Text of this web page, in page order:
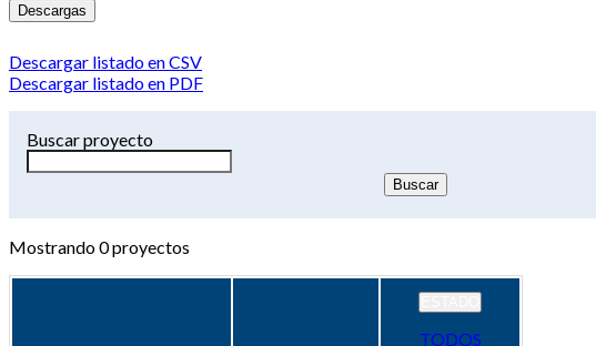
Descargas
Descargar listado en CSV
Descargar listado en PDF
Buscar proyecto
Mostrando0proyectos
TODOS